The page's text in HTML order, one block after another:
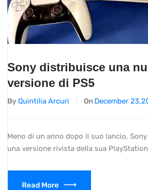
Sony distribuisce una
versione di PS5
By Quintilia Arcuri On December
Meno di un anno dopo il suo lancio,
una versione rivista della sua
Read More